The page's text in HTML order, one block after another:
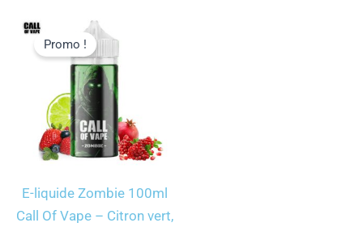
Promo !
E-liquide Zombie 100ml
Call Of Vape – Citron vert,